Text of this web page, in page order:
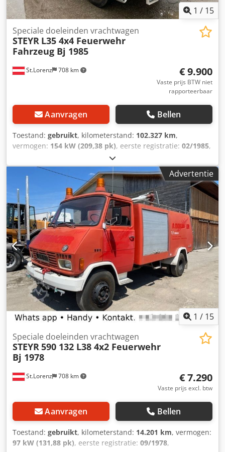
1 / 15
St.Lorenz 708 km
Speciale doeleinden vrachtwagen
STEYR L35 4x4 Feuerwehr
Fahrzeug Bj 1985
€ 9.900
Vaste prijs BTW niet
rapporteerbaar
Aanvragen Bellen
Toestand: gebruikt, kilometerstand: 102.327 km,
vermogen: 154 kW (209,38 pk), eerste registratie: 02/1985,
, asconfiguratie:
rood, soort overbrenging:mechanisch, * Steyr L35 4x4
vierwielaandrijving * Brandweerwagen * FIN: 7916951787
Chedpjm Ann Sofx Aivea * Motortype: 612905143 *
Vermogen: 154 kW * Cilinderinhoud: 6595 cm³ * 6
cilinders, viertakt * Eigen gewicht: 8400 kg * Totaalgewicht:
14000 kg * Wielbasis: 3535 mm * Lengte voertuig: 7400
mm * Breedte voertuig: 2500 mm * Hoogte voertuig: 3150
mm * Banden: 10 R 22,5 * Onderworpen aan de
margeregeling * Alle gegevens zonder garantie
Tel./WhatsApp:
Advertentie
1 / 15
St.Lorenz 708 km
Speciale doeleinden vrachtwagen
STEYR590 132 L38 4x2 Feuerwehr
Bj 1978
€ 7.290
Vaste prijs excl. btw
Aanvragen Bellen
Toestand: gebruikt, kilometerstand: 14.201 km, vermogen:
97 kW (131,88 pk), eerste registratie: 09/1978,